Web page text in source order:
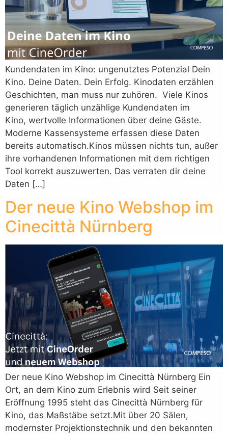
Kundendaten im Kino: ungenutztes Potenzial Dein
Kino. Deine Daten. Dein Erfolg. Kinodaten erzählen
Geschichten, man muss nur zuhören. Viele Kinos
generieren täglich unzählige Kundendaten im
Kino, wertvolle Informationen über deine Gäste.
Moderne Kassensysteme erfassen diese Daten
bereits automatisch.Kinos müssen nichts tun, außer
ihre vorhandenen Informationen mit dem richtigen
Tool korrekt auszuwerten. Das verraten dir deine
Daten […]
Der neue Kino Webshop im
Cinecittà Nürnberg
Der neue Kino Webshop im Cinecittà Nürnberg Ein
Ort, an dem Kino zum Erlebnis wird Seit seiner
Eröffnung 1995 steht das Cinecittà Nürnberg für
Kino, das Maßstäbe setzt.Mit über 20 Sälen,
modernster Projektionstechnik und den bekannten